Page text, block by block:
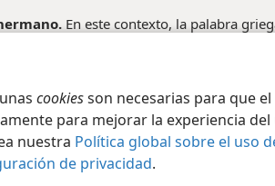
cookiesson necesarias para que
para mejorar la experiencia
nuestra Política global sobre el uso
de privacidad.
En este contexto, la palabra
5:23.
marginales